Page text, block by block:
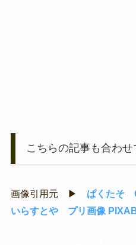
こちらの記事も合わ
画像引用元 ▶ ぱくたそ
いらすとや
プリ画像